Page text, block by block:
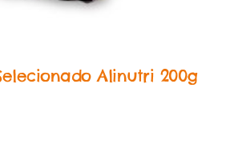
Alinutri 200g